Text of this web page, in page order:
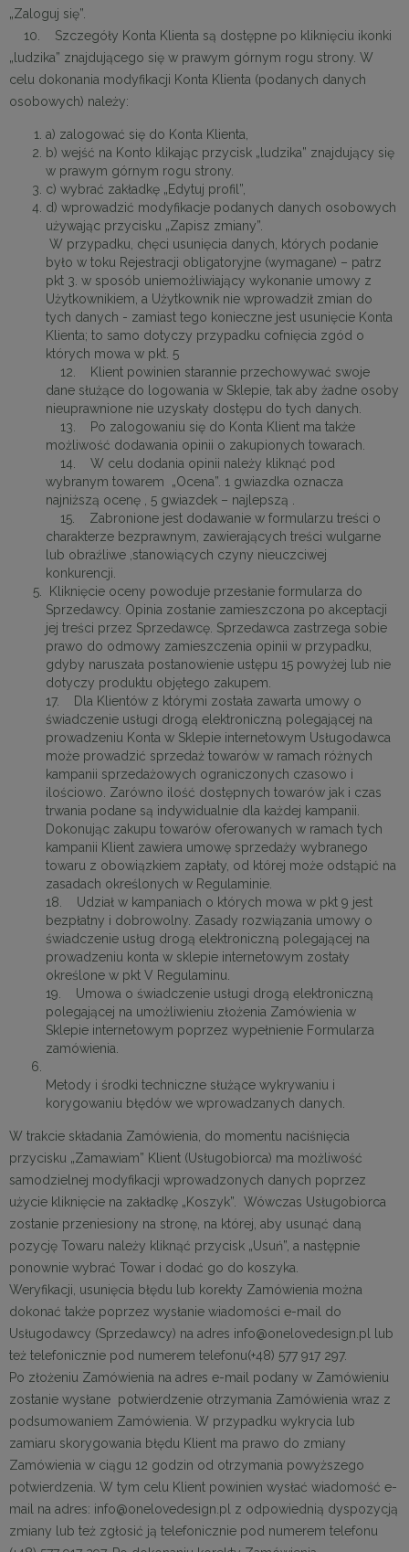
„Zaloguj się”.
10. Szczegóły Konta Klienta są dostępne po kliknięciu ikonki
„ludzika” znajdującego się w prawym górnym rogu strony. W
celu dokonania modyfikacji Konta Klienta (podanych danych
osobowych) należy:
a) zalogować się do Konta Klienta,
b) wejść na Konto klikając przycisk „ludzika” znajdujący się
w prawym górnym rogu strony.
c) wybrać zakładkę „Edytuj profil”,
d) wprowadzić modyfikacje podanych danych osobowych
używając przycisku „Zapisz zmiany”.
W przypadku, chęci usunięcia danych, których podanie
było w toku Rejestracji obligatoryjne (wymagane) – patrz
pkt 3. w sposób uniemożliwiający wykonanie umowy z
Użytkownikiem, a Użytkownik nie wprowadził zmian do
tych danych - zamiast tego konieczne jest usunięcie Konta
Klienta; to samo dotyczy przypadku cofnięcia zgód o
których mowa w pkt. 5
12. Klient powinien starannie przechowywać swoje
dane służące do logowania w Sklepie, tak aby żadne osoby
nieuprawnione nie uzyskały dostępu do tych danych.
13. Po zalogowaniu się do Konta Klient ma także
możliwość dodawania opinii o zakupionych towarach.
14. W celu dodania opinii należy kliknąć pod
wybranym towarem „Ocena”. 1 gwiazdka oznacza
najniższą ocenę , 5 gwiazdek – najlepszą .
15. Zabronione jest dodawanie w formularzu treści o
charakterze bezprawnym, zawierających treści wulgarne
lub obraźliwe ,stanowiących czyny nieuczciwej
konkurencji.
Kliknięcie oceny powoduje przesłanie formularza do
Sprzedawcy. Opinia zostanie zamieszczona po akceptacji
jej treści przez Sprzedawcę. Sprzedawca zastrzega sobie
prawo do odmowy zamieszczenia opinii w przypadku,
gdyby naruszała postanowienie ustępu 15 powyżej lub nie
dotyczy produktu objętego zakupem.
17. Dla Klientów z którymi została zawarta umowy o
świadczenie usługi drogą elektroniczną polegającej na
prowadzeniu Konta w Sklepie internetowym Usługodawca
może prowadzić sprzedaż towarów w ramach różnych
kampanii sprzedażowych ograniczonych czasowo i
ilościowo. Zarówno ilość dostępnych towarów jak i czas
trwania podane są indywidualnie dla każdej kampanii.
Dokonując zakupu towarów oferowanych w ramach tych
kampanii Klient zawiera umowę sprzedaży wybranego
towaru z obowiązkiem zapłaty, od której może odstąpić na
zasadach określonych w Regulaminie.
18. Udział w kampaniach o których mowa w pkt 9 jest
bezpłatny i dobrowolny. Zasady rozwiązania umowy o
świadczenie usług drogą elektroniczną polegającej na
prowadzeniu konta w sklepie internetowym zostały
określone w pkt V Regulaminu.
19. Umowa o świadczenie usługi drogą elektroniczną
polegającej na umożliwieniu złożenia Zamówienia w
Sklepie internetowym poprzez wypełnienie Formularza
zamówienia.
Metody i środki techniczne służące wykrywaniu i
korygowaniu błędów we wprowadzanych danych.
W trakcie składania Zamówienia, do momentu naciśnięcia
przycisku „Zamawiam” Klient (Usługobiorca) ma możliwość
samodzielnej modyfikacji wprowadzonych danych poprzez
użycie kliknięcie na zakładkę „Koszyk”. Wówczas Usługobiorca
zostanie przeniesiony na stronę, na której, aby usunąć daną
pozycję Towaru należy kliknąć przycisk „Usuń”, a następnie
ponownie wybrać Towar i dodać go do koszyka.
Weryfikacji, usunięcia błędu lub korekty Zamówienia można
dokonać także poprzez wysłanie wiadomości e-mail do
Usługodawcy (Sprzedawcy) na adres info@onelovedesign.pl lub
też telefonicznie pod numerem telefonu(+48) 577 917 297.
Po złożeniu Zamówienia na adres e-mail podany w Zamówieniu
zostanie wysłane potwierdzenie otrzymania Zamówienia wraz z
podsumowaniem Zamówienia. W przypadku wykrycia lub
zamiaru skorygowania błędu Klient ma prawo do zmiany
Zamówienia w ciągu 12 godzin od otrzymania powyższego
potwierdzenia. W tym celu Klient powinien wysłać wiadomość e-
mail na adres: info@onelovedesign.pl z odpowiednią dyspozycją
zmiany lub też zgłosić ją telefonicznie pod numerem telefonu